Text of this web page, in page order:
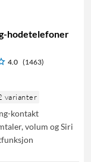
hodetelefoner
4.0 (1463)
varianter
kontakt
volum og Siri